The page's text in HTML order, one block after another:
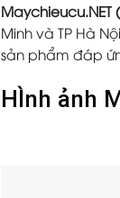
Maychieucu.NET
Minh và TP Hà
sản phẩm đáp
HÌnh ảnh